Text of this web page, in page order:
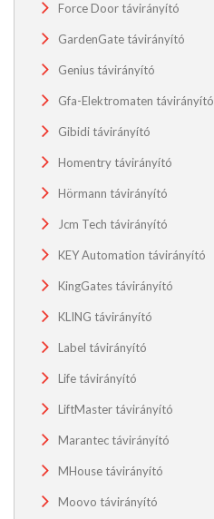
Force Door távirányító
GardenGate távirányító
Genius távirányító
Gfa-Elektromaten távirányító
Gibidi távirányító
Homentry távirányító
Hörmann távirányító
Jcm Tech távirányító
KEY Automation távirányító
KingGates távirányító
KLING távirányító
Label távirányító
Life távirányító
LiftMaster távirányító
Marantec távirányító
MHouse távirányító
Moovo távirányító